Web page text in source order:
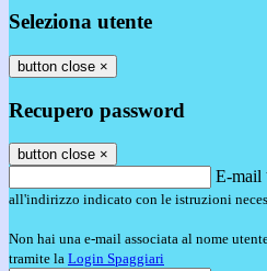
Seleziona utente
button close ×
Recupero password
button close ×
E-mail
all'indirizzo indicato con le istruzioni
Non hai una e-mail associata al nome
tramite la Login Spaggiari